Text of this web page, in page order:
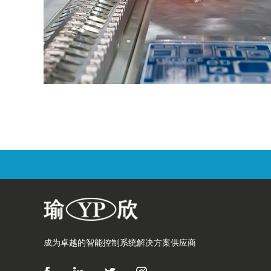
成为卓越的智能控制系统解决方案供应商